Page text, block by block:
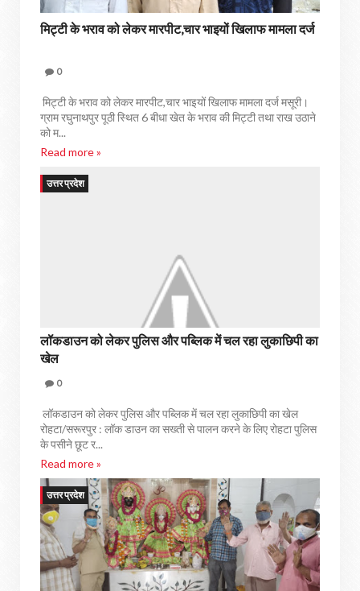
मिट्टी के भराव को लेकर मारपीट,चार भाइयों खिलाफ मामला दर्ज
0
मिट्टी के भराव को लेकर मारपीट,चार भाइयों खिलाफ मामला दर्ज मसूरी।
ग्राम रघुनाथपुर पूठी स्थित 6 बीधा खेत के भराव की मिट्टी तथा राख उठाने
को म...
Read more »
उत्तर प्रदेश
लॉकडाउन को लेकर पुलिस और पब्लिक में चल रहा लुकाछिपी का
खेल
0
लॉकडाउन को लेकर पुलिस और पब्लिक में चल रहा लुकाछिपी का खेल
रोहटा/सरूरपुर : लॉक डाउन का सख्ती से पालन करने के लिए रोहटा पुलिस
के पसीने छूट र...
Read more »
उत्तर प्रदेश